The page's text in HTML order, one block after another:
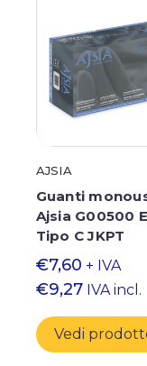
AJSIA
Guanti
Ajsia G00500
Tipo C JKPT
€7,60 + IVA
€9,27IVA incl.
Vedi